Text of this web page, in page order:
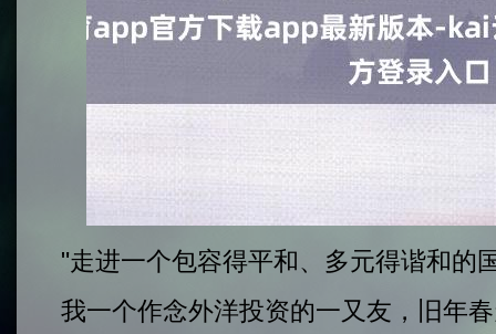
"走进一个包容得平和、多元得谐和的
我一个作念外洋投资的一又友，旧年